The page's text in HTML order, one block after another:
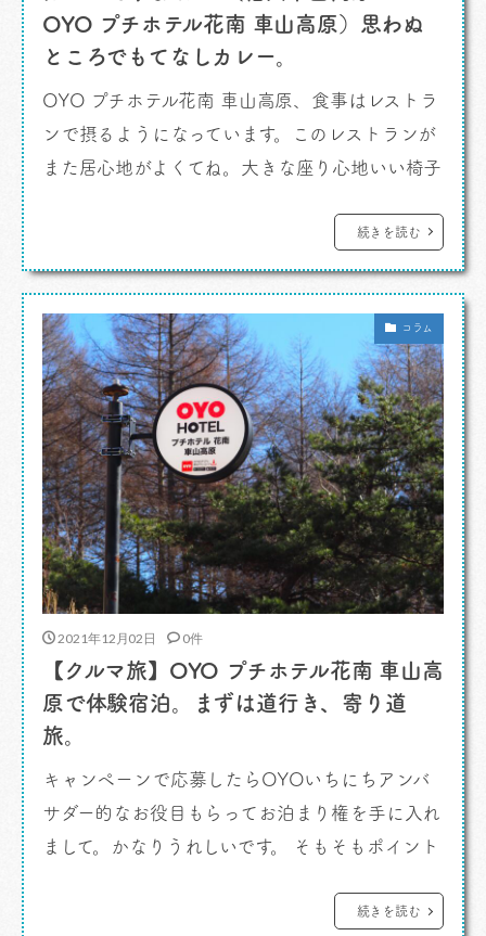
OYO プチホテル花南 車山高原）思わぬ
ところでもてなしカレー。
OYO プチホテル花南 車山高原、食事はレストラ
ンで摂るようになっています。このレストランが
また居心地がよくてね。大きな座り心地いい椅子
かな暖かさで良い気分。奥のラウンジには大き
なファイヤーピットとアップライトピアノがしつ
変おいしかったんです。 「霜降り馬刺しと絶品
たてがみプラン」と […]
続きを読む
コラム
2021年12月02日 0件
【クルマ旅】OYO プチホテル花南 車山高
原で体験宿泊。まずは道行き、寄り道
旅。
キャンペーンで応募したらOYOいちにちアンバ
サダー的なお役目もらってお泊まり権を手に入れ
まして。かなりうれしいです。 そもそもポイント
たしがなぜこのキャンペーンに乗ったかという
続きを読む